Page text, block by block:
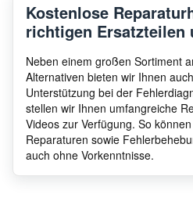
Kostenlose
richtigen Ersatzteilen
Neben einem großen Sortiment
Alternativen bieten wir Ihnen
Unterstützung bei der
stellen wir Ihnen umfangreiche
Videos zur Verfügung. So
Reparaturen sowie
auch ohne Vorkenntnisse.